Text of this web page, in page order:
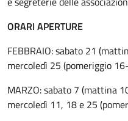
ORARI APERTURE
FEBBRAIO: sabato 21
mercoledì 25 (pomeriggio
MARZO: sabato 7 (mattina
mercoledì 11, 18 e 25